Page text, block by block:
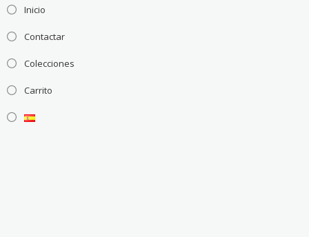
Inicio
Contactar
Colecciones
Carrito